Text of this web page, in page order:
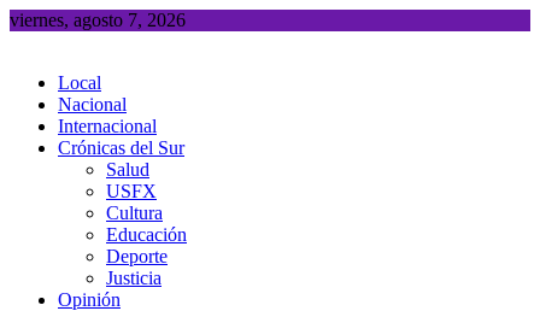
Saltar
viernes, agosto 7, 2026
Local
Nacional
Internacional
Crónicas del Sur
Salud
USFX
Cultura
Educación
Deporte
Justicia
Opinión